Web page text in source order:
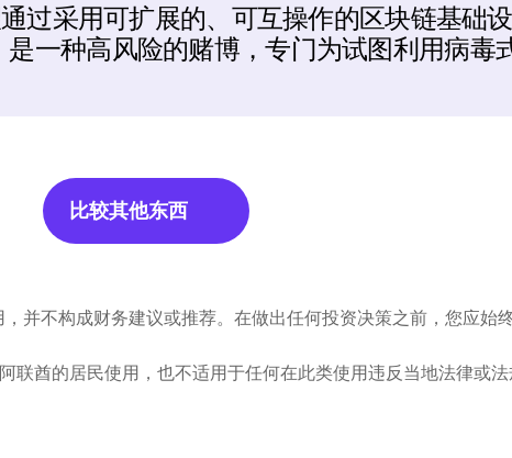
过采用可扩展的、可互操作的区块链基础
一种高风险的赌博，专门为试图利用病毒
比较其他东西
并不构成财务建议或推荐。在做出任何投资决策之前，您应始
联酋的居民使用，也不适用于任何在此类使用违反当地法律或